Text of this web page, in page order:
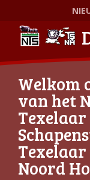
Welkom
van het
Texelaar
Noord